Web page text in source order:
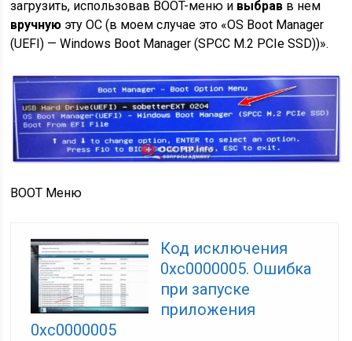
загрузить, использовав BOOT-меню и выбрав в нем
вручную эту ОС (в моем случае это «OS Boot Manager
(UEFI) — Windows Boot Manager (SPCC M.2 PCIe SSD))».
BOOT Меню
Код исключения
0xc0000005. Ошибка
при запуске
приложения
0xc0000005